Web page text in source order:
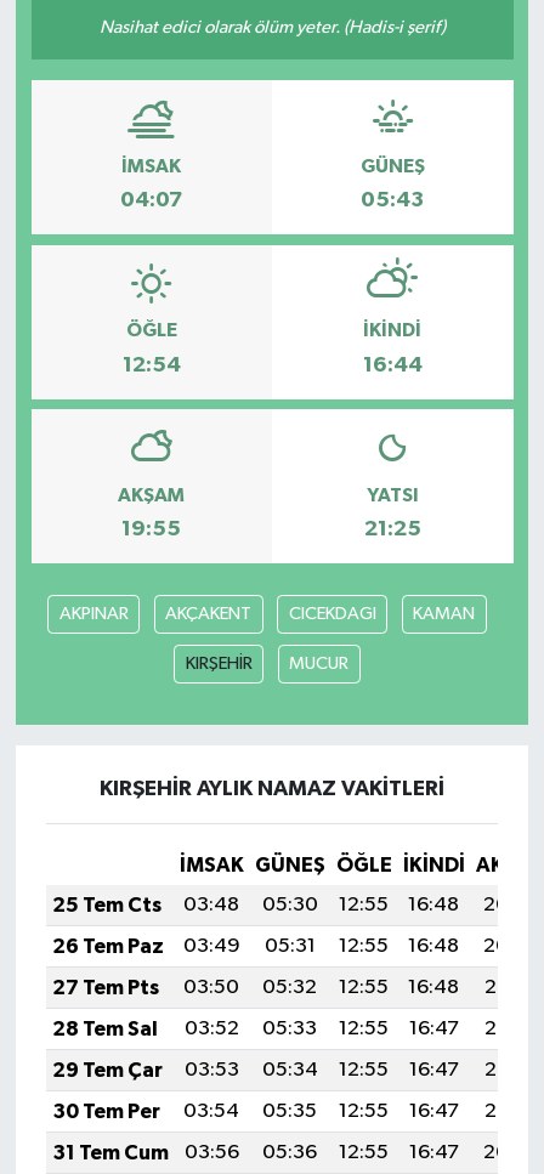
Nasihat edici olarak ölüm yeter. (Hadis-i şerif)
İMSAK
04:07
GÜNEŞ
05:43
ÖĞLE
12:54
İKINDI
16:44
AKŞAM
19:55
YATSI
21:25
AKPINAR AKÇAKENT CICEKDAGI KAMAN
KIRŞEHİR MUCUR
KIRŞEHİR AYLIK NAMAZ VAKITLERI
İMSAK GÜNEŞ ÖĞLE İKINDI
25 Tem Cts
03:48 05:30 12:55 16:48
20:09
26 Tem Paz
03:49 05:31 12:55 16:48
20:09
27 Tem Pts
03:50 05:32 12:55 16:48
20:08
28 Tem Sal
03:52 05:33 12:55 16:47
20:07
29 Tem Çar
03:53 05:34 12:55 16:47
20:06
30 Tem Per
03:54 05:35 12:55 16:47
20:05
31 Tem Cum
03:56 05:36 12:55 16:47
20:04
SAĞLIK
SON DAKİKA
FİNANS